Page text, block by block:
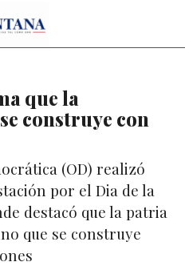
que la
construye con
(OD) realizó
por el Dia de la
destacó que la patria
que se construye